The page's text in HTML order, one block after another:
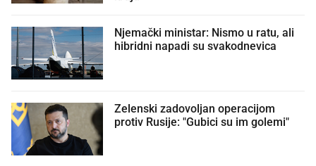
Njemački ministar: Nismo u ratu, ali
hibridni napadi su svakodnevica
Zelenski zadovoljan operacijom
protiv Rusije: "Gubici su im golemi"